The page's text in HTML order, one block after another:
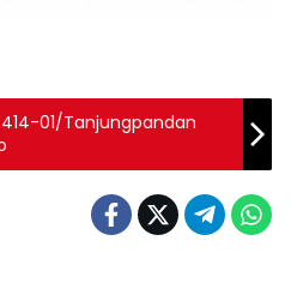
01/Tanjungpandan